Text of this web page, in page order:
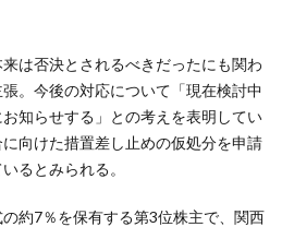
は否決とされるべきだったにも関わ
。今後の対応について「現在検討中
知らせする」との考えを表明してい
向けた措置差し止めの仮処分を申請
るとみられる。
約7％を保有する第3位株主で、関西